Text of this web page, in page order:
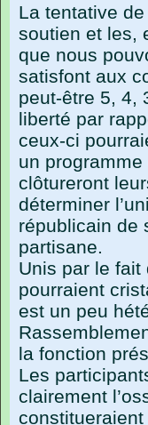
La tentative
soutien et les,
que nous
satisfont aux
peut-être 5, 4,
liberté par
ceux-ci
un
clôtureront
déterminer
républicain de
partisane.
Unis par le fait
pourraient
est un peu
la fonction
Les
clairement